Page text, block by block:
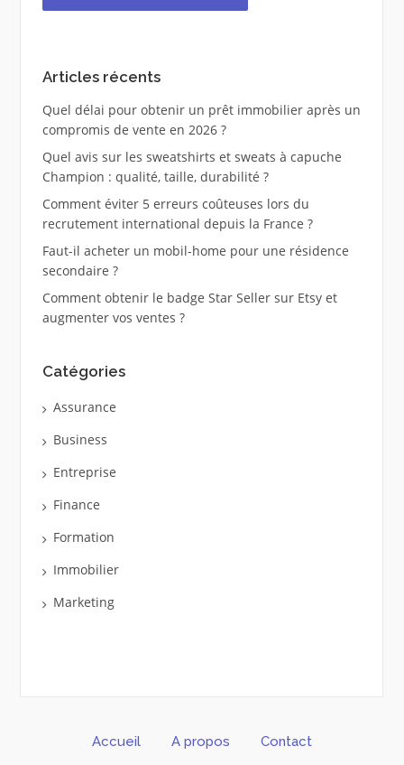
Articles récents
Quel délai pour obtenir un prêt immobilier après un
compromis de vente en 2026 ?
Quel avis sur les sweatshirts et sweats à capuche
Champion : qualité, taille, durabilité ?
Comment éviter 5 erreurs coûteuses lors du
recrutement international depuis la France ?
Faut-il acheter un mobil-home pour une résidence
secondaire ?
Comment obtenir le badge Star Seller sur Etsy et
augmenter vos ventes ?
Catégories
Assurance
Business
Entreprise
Finance
Formation
Immobilier
Marketing
Accueil A propos Contact